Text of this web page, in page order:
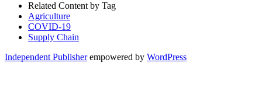
Related Content by Tag
Agriculture
COVID-19
Supply Chain
Independent Publisherempowered by WordPress